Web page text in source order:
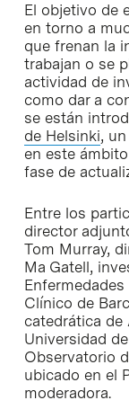
El objetivo de
en torno a
que frenan la
trabajan o se
actividad de
como dar a
se están
de Helsinki,
en este
fase de
Entre los
director
Tom Murray,
Ma Gatell,
Clínico de
catedrática
Universidad
Observatorio
ubicado en el
moderadora.